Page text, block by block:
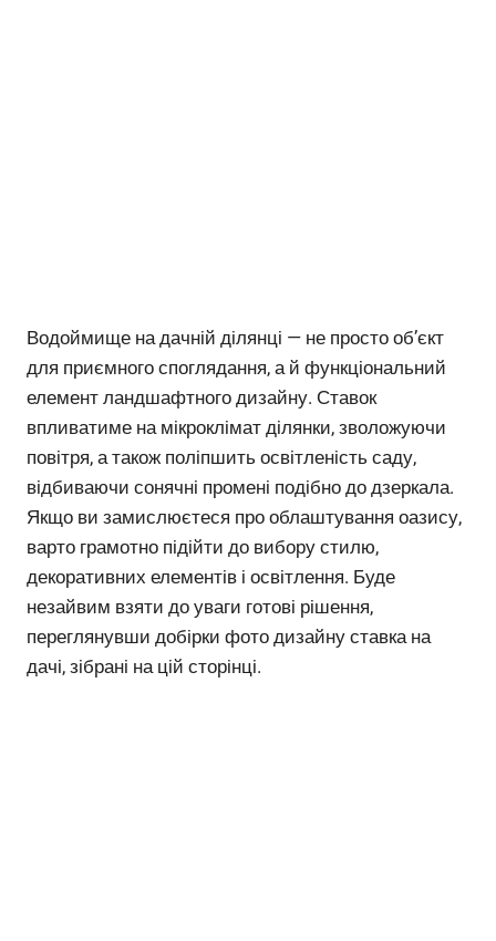
Водоймище на дачній ділянці — не просто об’єкт
для приємного споглядання, а й функціональний
елемент ландшафтного дизайну. Ставок
впливатиме на мікроклімат ділянки, зволожуючи
повітря, а також поліпшить освітленість саду,
відбиваючи сонячні промені подібно до дзеркала.
Якщо ви замислюєтеся про облаштування оазису,
варто грамотно підійти до вибору стилю,
декоративних елементів і освітлення. Буде
незайвим взяти до уваги готові рішення,
переглянувши добірки фото дизайну ставка на
дачі, зібрані на цій сторінці.